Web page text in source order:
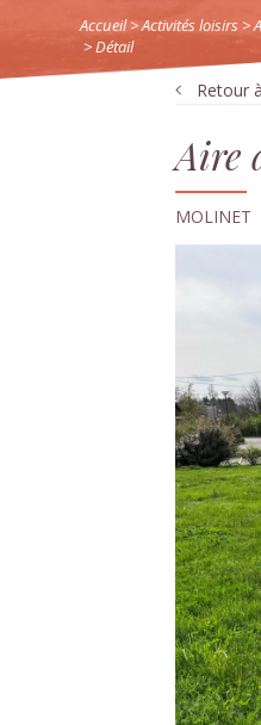
Accueil> Activités loisirs >
> Détail
Retour
Aire
MOLINET